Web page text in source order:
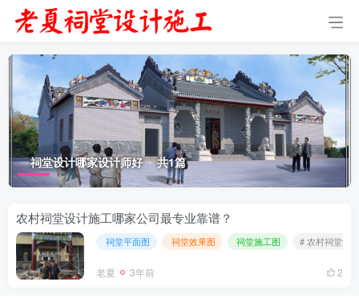
祠堂设计哪家设计师好 共1篇
农村祠堂设计施工哪家公司最专业靠谱？
祠堂平面图 祠堂效果图 祠堂施工图 # 农村祠堂设
老夏 3年前 2